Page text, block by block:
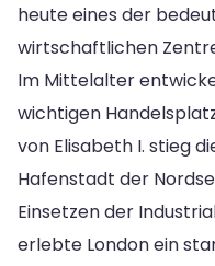
heute eines der
wirtschaftlichen
Im Mittelalter
wichtigen
von Elisabeth I. stieg
Hafenstadt der
Einsetzen der
erlebte London ein